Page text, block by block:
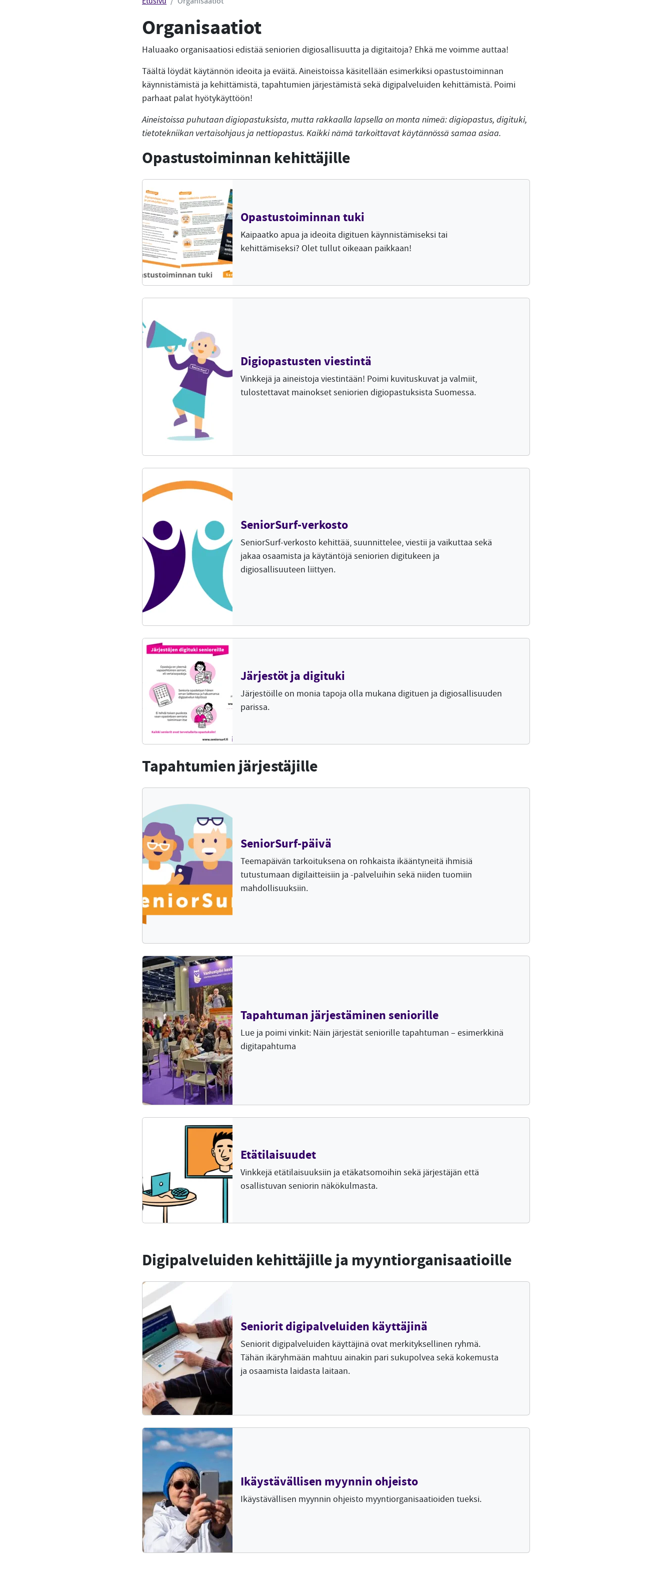
Organisaatiot
Haluaako organisaatiosi edistää seniorien digiosallisuutta ja digitaitoja? Ehkä me voimme auttaa!
Täältä löydät käytännön ideoita ja eväitä. Aineistoissa käsitellään esimerkiksi opastustoiminnan
käynnistämistä ja kehittämistä, tapahtumien järjestämistä sekä digipalveluiden kehittämistä. Poimi
parhaat palat hyötykäyttöön!
Aineistoissa puhutaan digiopastuksista, mutta rakkaalla lapsella on monta nimeä: digiopastus, digituki,
tietotekniikan vertaisohjaus ja nettiopastus. Kaikki nämä tarkoittavat käytännössä samaa asiaa.
Opastustoiminnan kehittäjille
Opastustoiminnan tuki
Kaipaatko apua ja ideoita digituen käynnistämiseksi tai
kehittämiseksi? Olet tullut oikeaan paikkaan!
Digiopastusten viestintä
Vinkkejä ja aineistoja viestintään! Poimi kuvituskuvat ja valmiit,
tulostettavat mainokset seniorien digiopastuksista Suomessa.
SeniorSurf-verkosto
SeniorSurf-verkosto kehittää, suunnittelee, viestii ja vaikuttaa sekä
jakaa osaamista ja käytäntöjä seniorien digitukeen ja
digiosallisuuteen liittyen.
Järjestöt ja digituki
Järjestöille on monia tapoja olla mukana digituen ja digiosallisuuden
parissa.
Tapahtumien järjestäjille
SeniorSurf-päivä
Teemapäivän tarkoituksena on rohkaista ikääntyneitä ihmisiä
tutustumaan digilaitteisiin ja -palveluihin sekä niiden tuomiin
mahdollisuuksiin.
Tapahtuman järjestäminen seniorille
Lue ja poimi vinkit: Näin järjestät seniorille tapahtuman – esimerkkinä
digitapahtuma
Etätilaisuudet
Vinkkejä etätilaisuuksiin ja etäkatsomoihin sekä järjestäjän että
osallistuvan seniorin näkökulmasta.
Digipalveluiden kehittäjille ja myyntiorganisaatioille
Seniorit digipalveluiden käyttäjinä
Seniorit digipalveluiden käyttäjinä ovat merkityksellinen ryhmä.
Tähän ikäryhmään mahtuu ainakin pari sukupolvea sekä kokemusta
ja osaamista laidasta laitaan.
Ikäystävällisen myynnin ohjeisto
Ikäystävällisen myynnin ohjeisto myyntiorganisaatioiden tueksi.